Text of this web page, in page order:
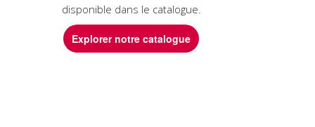
disponible dans le catalogue.
Explorer notre catalogue